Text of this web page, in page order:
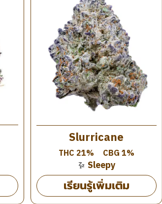
Slurricane
THC 21% CBG 1%
Sleepy
เรียนรู้เพิ่มเติม